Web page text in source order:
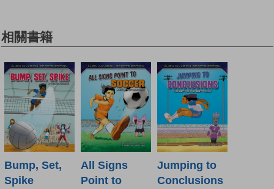
相關書籍
Bump, Set,
Spike
All Signs
Point to
Jumping to
Conclusions